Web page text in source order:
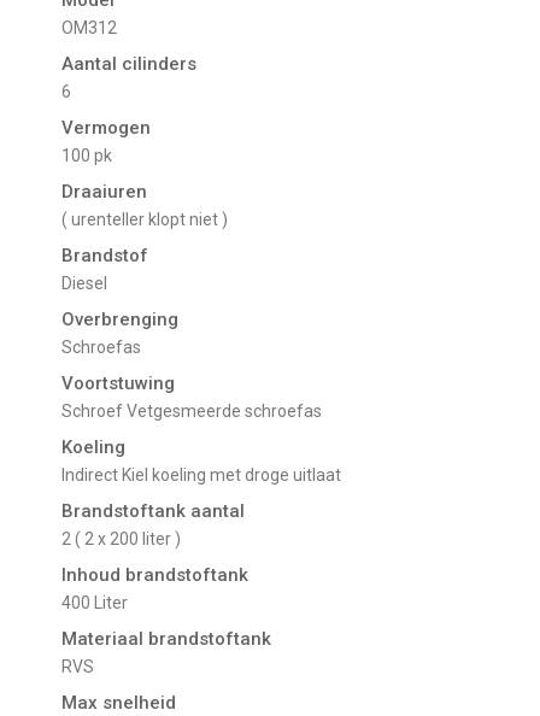
OM312
Aantal cilinders
6
Vermogen
100 pk
Draaiuren
( urenteller klopt niet )
Brandstof
Diesel
Overbrenging
Schroefas
Voortstuwing
schroef Vetgesmeerde schroefas
Koeling
indirect Kiel koeling met droge uitlaat
Brandstoftank aantal
2 ( 2 x 200 liter )
Inhoud brandstoftank
400 Liter
Materiaal brandstoftank
RVS
Max snelheid